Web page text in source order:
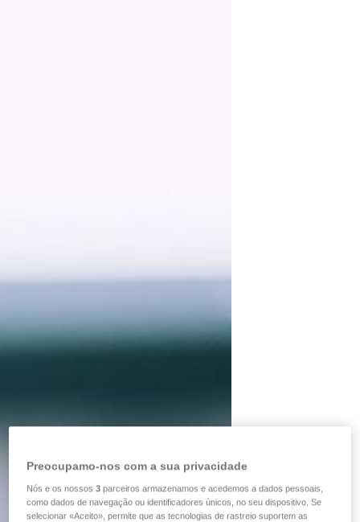
Preocupamo-nos com a sua privacidade
Nós e os nossos3 parceiros armazenamos e acedemos a dados pessoais,
como dados de navegação ou identificadores únicos, no seu dispositivo. Se
selecionar «Aceito», permite que as tecnologias de rastreio suportem as